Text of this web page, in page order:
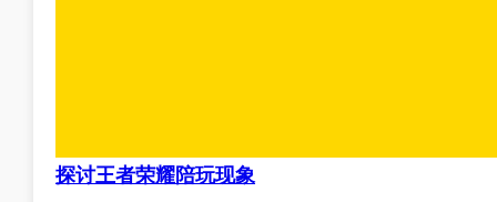
探讨王者荣耀陪玩现象